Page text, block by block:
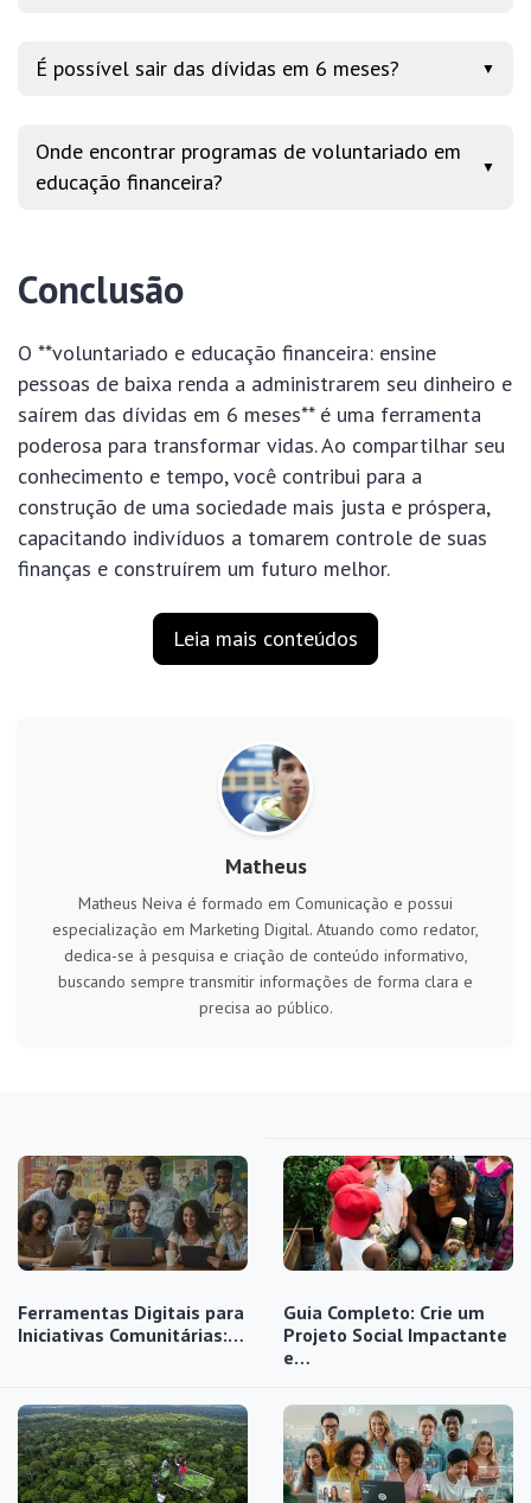
É possível sair das dívidas em 6 meses? ▼
Onde encontrar programas de voluntariado em
educação financeira?
▼
Conclusão
O **voluntariado e educação financeira: ensine
pessoas de baixa renda a administrarem seu dinheiro e
saírem das dívidas em 6 meses** é uma ferramenta
poderosa para transformar vidas. Ao compartilhar seu
conhecimento e tempo, você contribui para a
construção de uma sociedade mais justa e próspera,
capacitando indivíduos a tomarem controle de suas
finanças e construírem um futuro melhor.
Leia mais conteúdos
Matheus
Matheus Neiva é formado em Comunicação e possui
especialização em Marketing Digital. Atuando como redator,
dedica-se à pesquisa e criação de conteúdo informativo,
buscando sempre transmitir informações de forma clara e
precisa ao público.
Ferramentas Digitais para
Iniciativas Comunitárias:…
Guia Completo: Crie um
Projeto Social Impactante
e…